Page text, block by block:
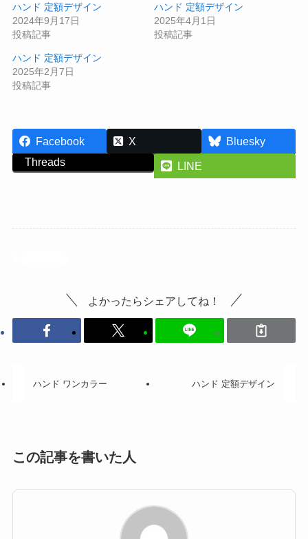
ハンド 定額デザイン
2024年9月17日
投稿記事
ハンド 定額デザイン
2025年4月1日
投稿記事
ハンド 定額デザイン
2025年2月7日
投稿記事
Facebook X
Bluesky
Threads
LINE
よかったらシェアしてね！
ハンド ワンカラー ハンド 定額デザイン
この記事を書いた人